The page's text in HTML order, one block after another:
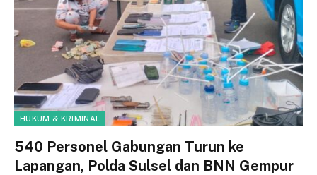
HUKUM & KRIMINAL
540 Personel Gabungan Turun ke
Lapangan, Polda Sulsel dan BNN Gempur